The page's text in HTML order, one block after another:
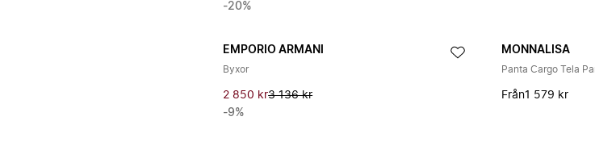
-20%
EMPORIO ARMANI
Byxor
2 850 kr3 136 kr
-9%
MONNALISA
Panta Cargo Tela
Från1 579 kr